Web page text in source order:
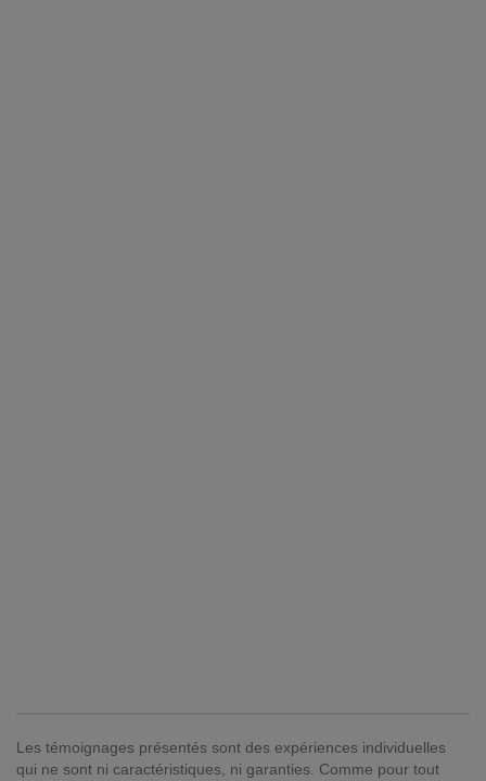
Les témoignages présentés sont des expériences individuelles
qui ne sont ni caractéristiques, ni garanties. Comme pour tout